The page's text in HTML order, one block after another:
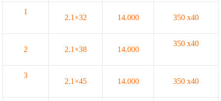
1
2.1×32 14.000 350 x40
2 2.1×38 14.000
350 x40
3
2.1×45 14.000 350 x40